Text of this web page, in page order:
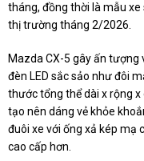
tháng, đồng thời là mẫu
thị trường tháng 2/2026.
Mazda CX-5 gây ấn tượng
đèn LED sắc sảo như đôi
thước tổng thể dài x rộng x
tạo nên dáng vẻ khỏe
đuôi xe với ống xả kép mạ
cao cấp hơn.